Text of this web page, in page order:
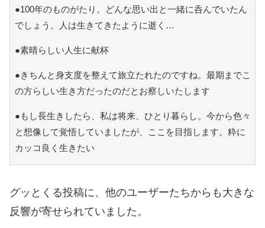
●100年のものがたり。どんな思い出と一緒に呑んでいたん
でしょう。人は生きてきたように逝く…
●素晴らしい人生に献杯
●きちんと身支度を整えて旅立たれたのですね。最期までこ
の方らしい生き方だったのだとお察しいたします
●もし長生きしたら、私は将来、ひとり暮らし。今から色々
と想像して覚悟していましたが、ここを目指します。粋に
カッコ良く生きたい
グッとくる投稿に、他のユーザーたちからも大きな
反響が寄せられていました。